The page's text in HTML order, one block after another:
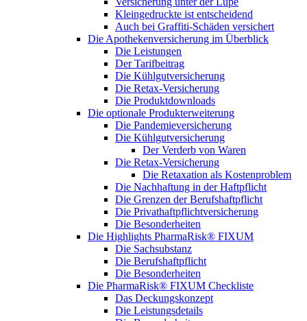
Kleingedruckte ist entscheidend
Auch bei Graffiti-Schäden versichert
Die Apothekenversicherung im Überblick
Die Leistungen
Der Tarifbeitrag
Die Kühlgutversicherung
Die Retax-Versicherung
Die Produktdownloads
Die optionale Produkterweiterung
Die Pandemieversicherung
Die Kühlgutversicherung
Der Verderb von Waren
Die Retax-Versicherung
Die Retaxation als Kostenproblem
Die Nachhaftung in der Haftpflicht
Die Grenzen der Berufshaftpflicht
Die Privathaftpflichtversicherung
Die Besonderheiten
Die Highlights PharmaRisk® FIXUM
Die Sachsubstanz
Die Berufshaftpflicht
Die Besonderheiten
Die PharmaRisk® FIXUM Checkliste
Das Deckungskonzept
Die Leistungsdetails